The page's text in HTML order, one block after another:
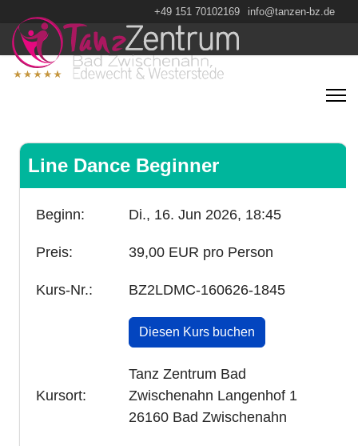
+49 151 70102169 info@tanzen-bz.de
Line Dance Beginner
Beginn: Di., 16. Jun 2026, 18:45
Preis: 39,00 EUR pro Person
Kurs-Nr.: BZ2LDMC-160626-1845
Diesen Kurs buchen
Kursort:
Tanz Zentrum Bad
Zwischenahn Langenhof 1
26160 Bad Zwischenahn